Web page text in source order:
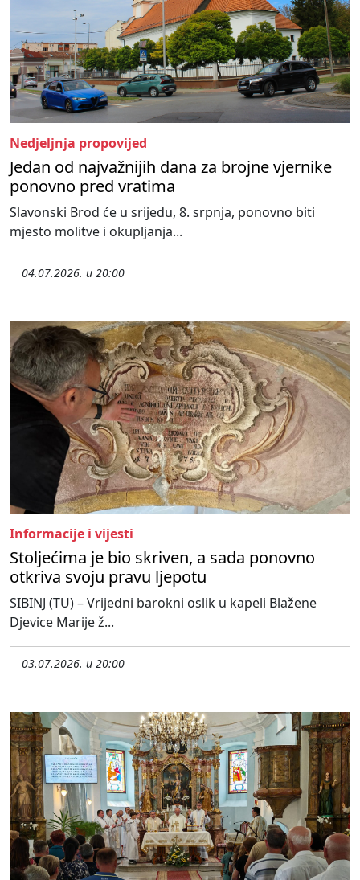
Nedjeljnja propovijed
Jedan od najvažnijih dana za brojne vjernike
ponovno pred vratima
Slavonski Brod će u srijedu, 8. srpnja, ponovno biti
mjesto molitve i okupljanja...
04.07.2026. u 20:00
Informacije i vijesti
Stoljećima je bio skriven, a sada ponovno
otkriva svoju pravu ljepotu
SIBINJ (TU) – Vrijedni barokni oslik u kapeli Blažene
Djevice Marije ž...
03.07.2026. u 20:00